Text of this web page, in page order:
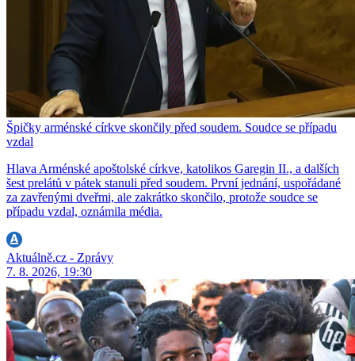
Špičky arménské církve skončily před soudem. Soudce se případu
vzdal
Hlava Arménské apoštolské církve, katolikos Garegin II., a dalších
šest prelátů v pátek stanuli před soudem. První jednání, uspořádané
za zavřenými dveřmi, ale zakrátko skončilo, protože soudce se
případu vzdal, oznámila média.
Aktuálně.cz - Zprávy
7. 8. 2026, 19:30